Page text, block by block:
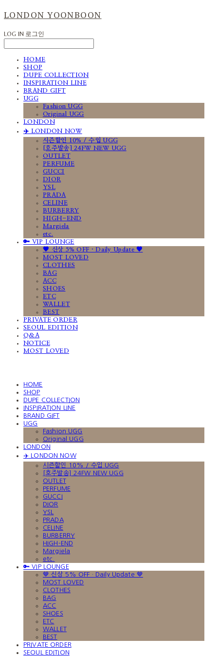
LONDON YOONBOON
LOG IN 로그인
HOME
SHOP
DUPE COLLECTION
INSPIRATION LINE
BRAND GIFT
UGG
Fashion UGG
Original UGG
LONDON
✈️ LONDON NOW
시즌할인 10% / 수입 UGG
[호주발송] 24FW NEW UGG
OUTLET
PERFUME
GUCCI
DIOR
YSL
PRADA
CELINE
BURBERRY
HIGH-END
Margiela
etc.
🔑 VIP LOUNGE
🤎 신상 5% OFF · Daily Update 🤎
MOST LOVED
CLOTHES
BAG
ACC
SHOES
ETC
WALLET
BEST
PRIVATE ORDER
SEOUL EDITION
Q&A
NOTICE
MOST LOVED
HOME
SHOP
DUPE COLLECTION
INSPIRATION LINE
BRAND GIFT
UGG
Fashion UGG
Original UGG
LONDON
✈️ LONDON NOW
시즌할인 10% / 수입 UGG
[호주발송] 24FW NEW UGG
OUTLET
PERFUME
GUCCI
DIOR
YSL
PRADA
CELINE
BURBERRY
HIGH-END
Margiela
etc.
🔑 VIP LOUNGE
🤎 신상 5% OFF · Daily Update 🤎
MOST LOVED
CLOTHES
BAG
ACC
SHOES
ETC
WALLET
BEST
PRIVATE ORDER
SEOUL EDITION